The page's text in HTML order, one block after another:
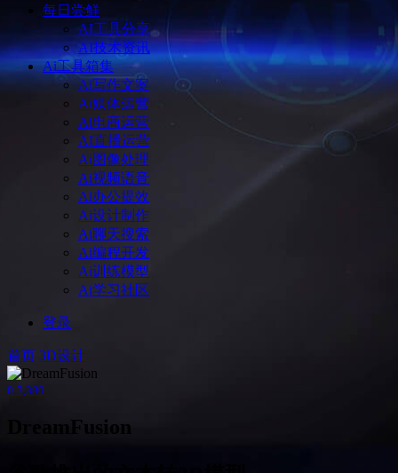
每日尝鲜
AI工具分享
AI技术资讯
Ai工具箱集
Ai写作文案
Ai媒体运营
Ai电商运营
AI直播运营
Ai图像处理
Ai视频语音
Ai办公提效
Ai设计制作
Ai聊天搜索
Ai编程开发
Ai训练模型
Ai学习社区
登录
首页 3D设计
0 3,380
DreamFusion